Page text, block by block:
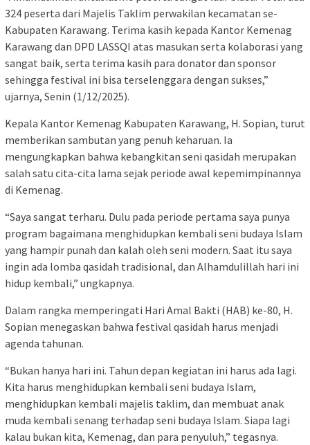
324 peserta dari Majelis Taklim perwakilan kecamatan se-
Kabupaten Karawang. Terima kasih kepada Kantor Kemenag
Karawang dan DPD LASSQI atas masukan serta kolaborasi yang
sangat baik, serta terima kasih para donator dan sponsor
sehingga festival ini bisa terselenggara dengan sukses,”
ujarnya, Senin (1/12/2025).
Kepala Kantor Kemenag Kabupaten Karawang, H. Sopian, turut
memberikan sambutan yang penuh keharuan. Ia
mengungkapkan bahwa kebangkitan seni qasidah merupakan
salah satu cita-cita lama sejak periode awal kepemimpinannya
di Kemenag.
“Saya sangat terharu. Dulu pada periode pertama saya punya
program bagaimana menghidupkan kembali seni budaya Islam
yang hampir punah dan kalah oleh seni modern. Saat itu saya
ingin ada lomba qasidah tradisional, dan Alhamdulillah hari ini
hidup kembali,” ungkapnya.
Dalam rangka memperingati Hari Amal Bakti (HAB) ke-80, H.
Sopian menegaskan bahwa festival qasidah harus menjadi
agenda tahunan.
“Bukan hanya hari ini. Tahun depan kegiatan ini harus ada lagi.
Kita harus menghidupkan kembali seni budaya Islam,
menghidupkan kembali majelis taklim, dan membuat anak
muda kembali senang terhadap seni budaya Islam. Siapa lagi
kalau bukan kita, Kemenag, dan para penyuluh,” tegasnya.